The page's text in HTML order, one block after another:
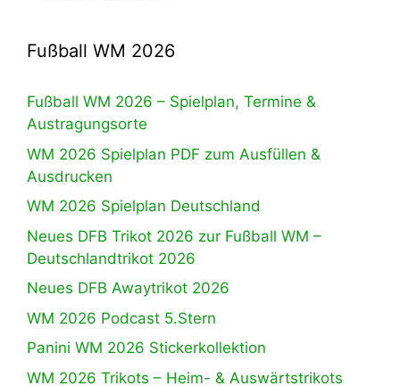
Fußball WM 2026
Fußball WM 2026 – Spielplan, Termine &
Austragungsorte
WM 2026 Spielplan PDF zum Ausfüllen &
Ausdrucken
WM 2026 Spielplan Deutschland
Neues DFB Trikot 2026 zur Fußball WM –
Deutschlandtrikot 2026
Neues DFB Awaytrikot 2026
WM 2026 Podcast 5.Stern
Panini WM 2026 Stickerkollektion
WM 2026 Trikots – Heim- & Auswärtstrikots